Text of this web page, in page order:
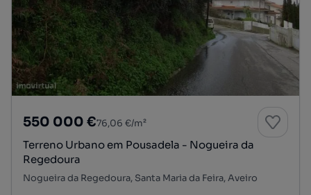
550 000 €76,06 €/m²
Terreno Urbano em Pousadela - Nogueira da
Regedoura
Nogueira da Regedoura, Santa Maria da Feira, Aveiro